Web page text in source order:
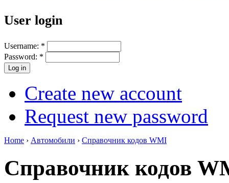
User login
Username: *
Password: *
Create new account
Request new password
Home › Автомобили › Справочник кодов WMI
Справочник кодов